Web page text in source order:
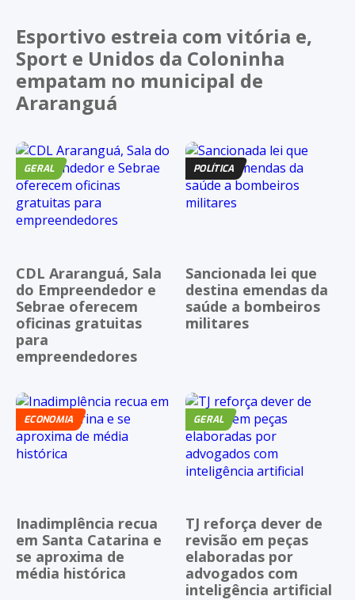
Esportivo estreia com vitória e,
Sport e Unidos da Coloninha
empatam no municipal de
Araranguá
GERAL
CDL Araranguá, Sala
do Empreendedor e
Sebrae oferecem
oficinas gratuitas
para
empreendedores
POLÍTICA
Sancionada lei que
destina emendas da
saúde a bombeiros
militares
ECONOMIA
Inadimplência recua
em Santa Catarina e
se aproxima de
média histórica
GERAL
TJ reforça dever de
revisão em peças
elaboradas por
advogados com
inteligência artificial